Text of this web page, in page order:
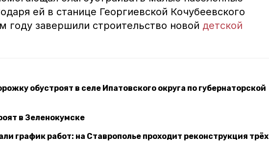
ей в станице Георгиевской Кочубеевского
году завершили строительство новой детской
обустроят в селе Ипатовского округа по губернаторской
в Зеленокумске
график работ: на Ставрополье проходит реконструкция трёх